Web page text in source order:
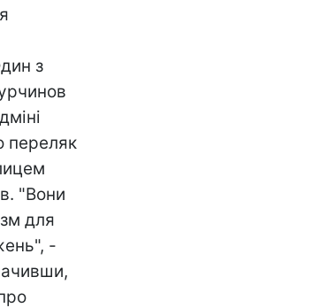
з
переляк
"Вони
для
-